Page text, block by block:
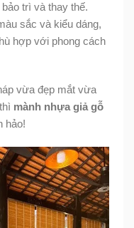
trì và thay thế.
sắc và kiểu dáng,
hợp với phong cách
vừa đẹp mắt vừa
mành nhựa giả gỗ
hảo!